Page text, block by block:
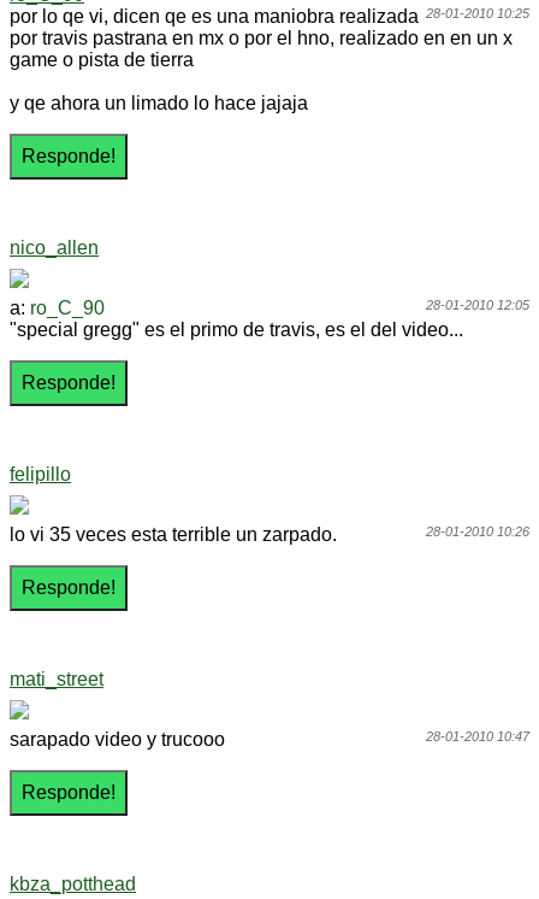
28-01-2010 10:25
por lo qe vi, dicen qe es una maniobra realizada
por travis pastrana en mx o por el hno, realizado en en un x
game o pista de tierra
y qe ahora un limado lo hace jajaja
nico_allen
28-01-2010 12:05
a: ro_C_90
"special gregg" es el primo de travis, es el del video...
felipillo
28-01-2010 10:26
lo vi 35 veces esta terrible un zarpado.
mati_street
28-01-2010 10:47
sarapado video y trucooo
kbza_potthead